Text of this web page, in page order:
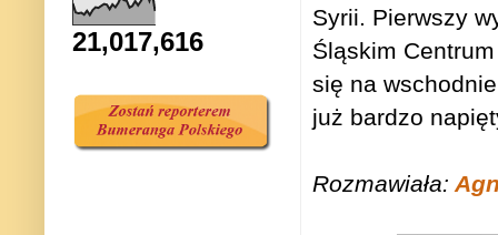
Syrii. Pierwszy
Śląskim
się na
już bardzo
Rozmawiała:
21,017,616